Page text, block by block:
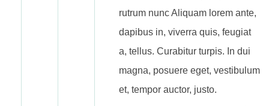
rutrum nunc Aliquam lorem ante,
dapibus in, viverra quis, feugiat
a, tellus. Curabitur turpis. In dui
magna, posuere eget, vestibulum
et, tempor auctor, justo.